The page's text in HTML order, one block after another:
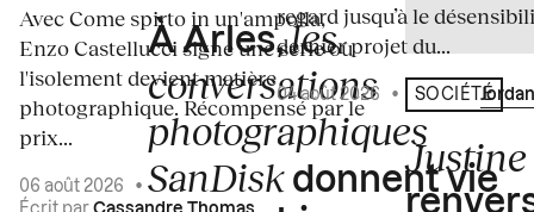
Avec Come spirto in un'ampolla,
Enzo Castellucci signe une série où
l'isolement devient matière
photographique. Récompensé par le
prix...
06 août 2026
•
À Arles,les
conversations
photographiques
SanDisk donnent vie
regard jusqu’à le
dernier projet du...
04 août 2026 • Écrit par
SOCIÉTÉ